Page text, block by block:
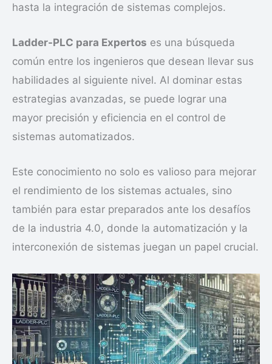
hasta la integración de sistemas complejos.
Ladder-PLC para Expertos es una búsqueda
común entre los ingenieros que desean llevar sus
habilidades al siguiente nivel. Al dominar estas
estrategias avanzadas, se puede lograr una
mayor precisión y eficiencia en el control de
sistemas automatizados.
Este conocimiento no solo es valioso para mejorar
el rendimiento de los sistemas actuales, sino
también para estar preparados ante los desafíos
de la industria 4.0, donde la automatización y la
interconexión de sistemas juegan un papel crucial.